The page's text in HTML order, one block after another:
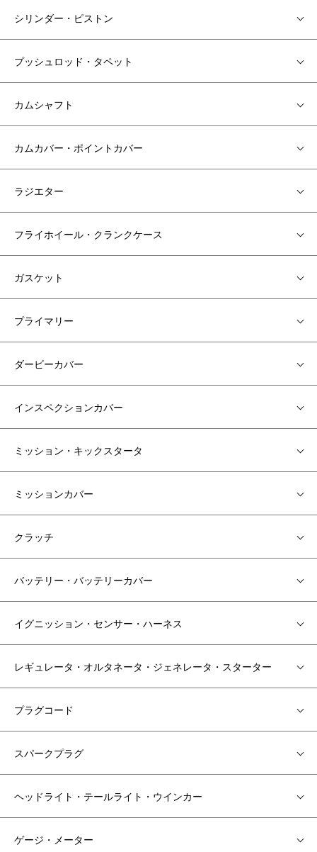
シリンダー・ピストン
プッシュロッド・タペット
カムシャフト
カムカバー・ポイントカバー
ラジエター
フライホイール・クランクケース
ガスケット
プライマリー
ダービーカバー
インスペクションカバー
ミッション・キックスタータ
ミッションカバー
クラッチ
バッテリー・バッテリーカバー
イグニッション・センサー・ハーネス
レギュレータ・オルタネータ・ジェネレータ・スターター
プラグコード
スパークプラグ
ヘッドライト・テールライト・ウインカー
ゲージ・メーター